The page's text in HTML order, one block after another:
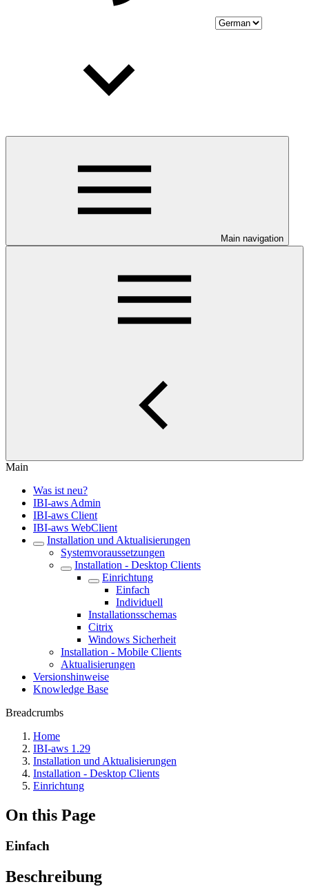
Main navigation
Main
Was ist neu?
IBI-aws Admin
IBI-aws Client
IBI-aws WebClient
Installation und Aktualisierungen
Systemvoraussetzungen
Installation - Desktop Clients
Einrichtung
Einfach
Individuell
Installationsschemas
Citrix
Windows Sicherheit
Installation - Mobile Clients
Aktualisierungen
Versionshinweise
Knowledge Base
Breadcrumbs
Home
IBI-aws 1.29
Installation und Aktualisierungen
Installation - Desktop Clients
Einrichtung
On this Page
Einfach
Beschreibung